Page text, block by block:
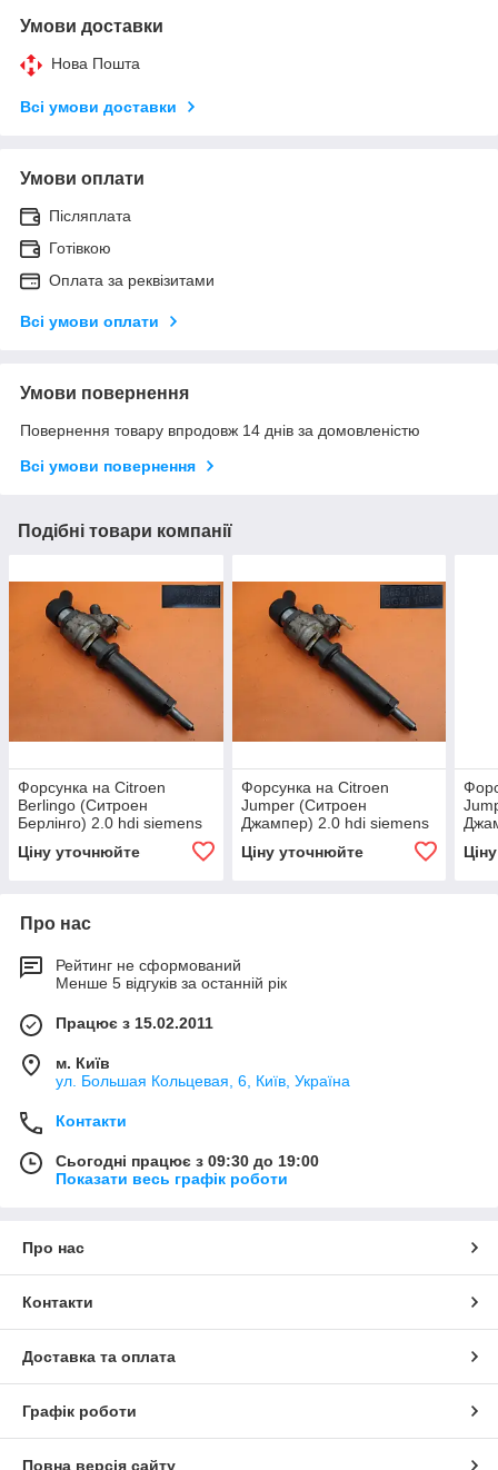
Умови доставки
Нова Пошта
Всі умови доставки
Умови оплати
Післяплата
Готівкою
Оплата за реквізитами
Всі умови оплати
Умови повернення
Повернення товару впродовж 14 днів за домовленістю
Всі умови повернення
Подібні товари компанії
Форсунка на Citroen
Berlingo (Ситроен
Берлінго) 2.0 hdi siemens
Ціну уточнюйте
Форсунка на Citroen
Jumper (Ситроен
Джампер) 2.0 hdi siemens
Ціну уточнюйте
Про нас
Рейтинг не сформований
Менше 5 відгуків за останній рік
Працює з 15.02.2011
м. Київ
ул. Большая Кольцевая, 6, Київ, Україна
Контакти
Сьогодні працює з 09:30 до 19:00
Показати весь графік роботи
Про нас
Контакти
Доставка та оплата
Графік роботи
Повна версія сайту